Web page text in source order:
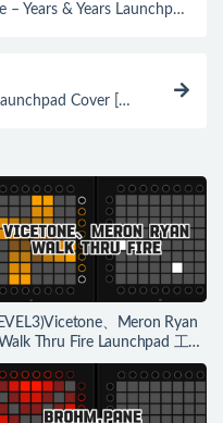
Cover [工
、Meron Ryan
Thru Fire Launchpad 工程